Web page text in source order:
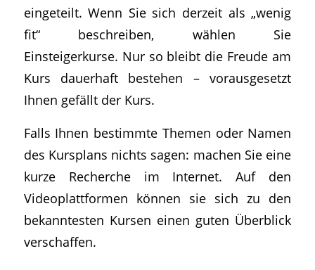
eingeteilt. Wenn Sie sich derzeit als „wenig
fit“ beschreiben, wählen Sie
Einsteigerkurse. Nur so bleibt die Freude am
Kurs dauerhaft bestehen – vorausgesetzt
Ihnen gefällt der Kurs.
Falls Ihnen bestimmte Themen oder Namen
des Kursplans nichts sagen: machen Sie eine
kurze Recherche im Internet. Auf den
Videoplattformen können sie sich zu den
bekanntesten Kursen einen guten Überblick
verschaffen.